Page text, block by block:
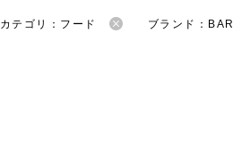
カテゴリ：フード ブランド：BARI